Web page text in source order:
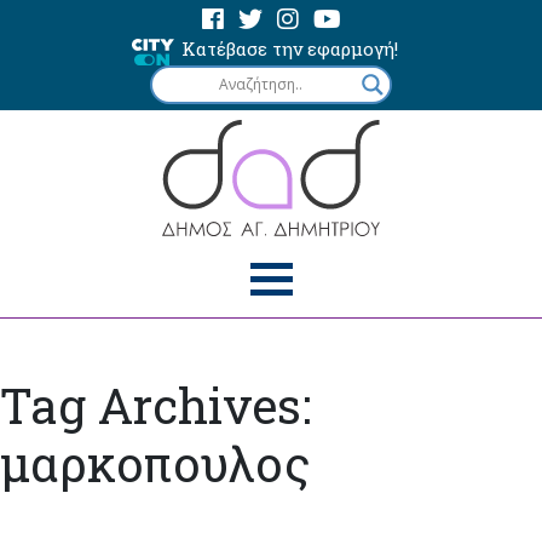
Κατέβασε την εφαρμογή!
Tag Archives:
μαρκοπουλος